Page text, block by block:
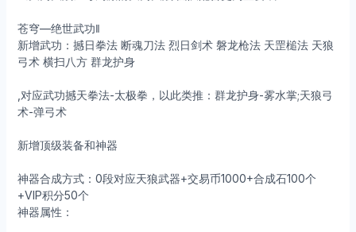
苍穹—绝世武功‖
新增武功：撼日拳法 断魂刀法 烈日剑术 磐龙枪法 天罡槌法 天狼
弓术 横扫八方 群龙护身
,对应武功撼天拳法-太极拳，以此类推：群龙护身-雾水掌;天狼弓
术-弹弓术
新增顶级装备和神器
神器合成方式：0段对应天狼武器+交易币1000+合成石100个
+VIP积分50个
神器属性：